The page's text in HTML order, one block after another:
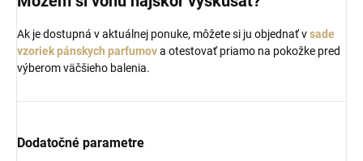
Ak je dostupná v aktuálnej ponuke, môžete si ju objednať vsade
vzoriek pánskych parfumova otestovať priamo na pokožke pred
výberom väčšieho balenia.
Dodatočné parametre